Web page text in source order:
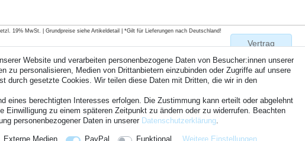
19% MwSt. | Grundpreise siehe Artikeldetail | *Gilt für Lieferungen nach Deutschland!
Vertrag
Kontakt
Website und verarbeiten personenbezogene Daten von Besucher:innen unserer
zu personalisieren, Medien von Drittanbietern einzubinden oder Zugriffe auf unsere
durch gesetzte Cookies. Wir teilen diese Daten mit Dritten, die wir in den
eines berechtigten Interesses erfolgen. Die Zustimmung kann erteilt oder abgelehnt
zu einem späteren Zeitpunkt zu ändern oder zu widerrufen. Beachten
personenbezogener Daten in unserer Daten­schutz­erklärung.
Externe Medien PayPal Funktional Weitere Einstellungen